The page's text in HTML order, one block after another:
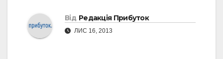
Від Редакція Прибуток
ЛИС 16, 2013